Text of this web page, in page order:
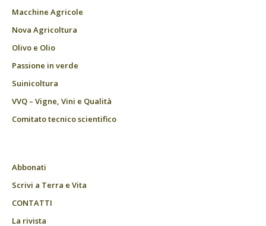
Macchine Agricole
Nova Agricoltura
Olivo e Olio
Passione in verde
Suinicoltura
VVQ – Vigne, Vini e Qualità
Comitato tecnico scientifico
Abbonati
Scrivi a Terra e Vita
CONTATTI
La rivista